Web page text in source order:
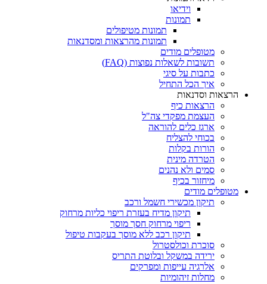
וידיאו
תמונות
תמונות מטיפולים
תמונות מהרצאות ומסדנאות
מטופלים מודים
תשובות לשאלות נפוצות (FAQ)
כתבות על סיגי
איך הכל התחיל
הרצאות וסדנאות
הרצאות כיף
העצמת מפקדי צה"ל
ארגז כלים להוראה
בכוחי להצליח
הורות בקלות
הטרדה מינית
סמים ולא נהנים
מיחזור בכיף
מטופלים מודים
תיקון מכשירי חשמל ורכב
תיקון מדיח בעזרת ריפוי כליות מרחוק
ריפוי מרחוק חסך מוסך
תיקון רכב ללא מוסך בעקבות טיפול
סוכרת וכולסטרול
ירידה במשקל ובלוטת התריס
אלרגיה עייפות ומפרקים
מחלות זיהומיות